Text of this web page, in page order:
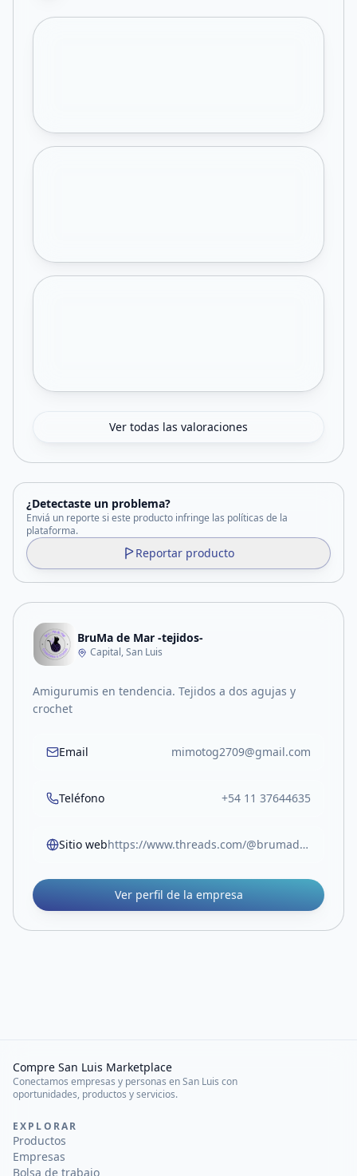
Ver todas las valoraciones
¿Detectaste un problema?
Enviá un reporte si este producto infringe las políticas de la
plataforma.
Reportar producto
BruMa de Mar -tejidos-
Capital, San Luis
Amigurumis en tendencia. Tejidos a dos agujas y
crochet
Email mimotog2709@gmail.com
Teléfono +54 11 37644635
Sitio web https://www.threads.com/@brumademar.creaciones
Ver perfil de la empresa
Compre San Luis Marketplace
Conectamos empresas y personas en San Luis con
oportunidades, productos y servicios.
EXPLORAR
Productos
Empresas
Bolsa de trabajo